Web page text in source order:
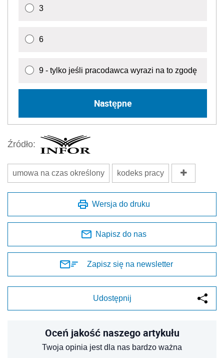
3
6
9 - tylko jeśli pracodawca wyrazi na to zgodę
Następne
Źródło:
umowa na czas określony kodeks pracy
Wersja do druku
Napisz do nas
Zapisz się na newsletter
Udostępnij
Oceń jakość naszego artykułu
Twoja opinia jest dla nas bardzo ważna